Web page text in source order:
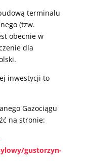
terminalu
(tzw.
obecnie w
dla
inwestycji to
Gazociągu
na stronie:
gustorzyn-